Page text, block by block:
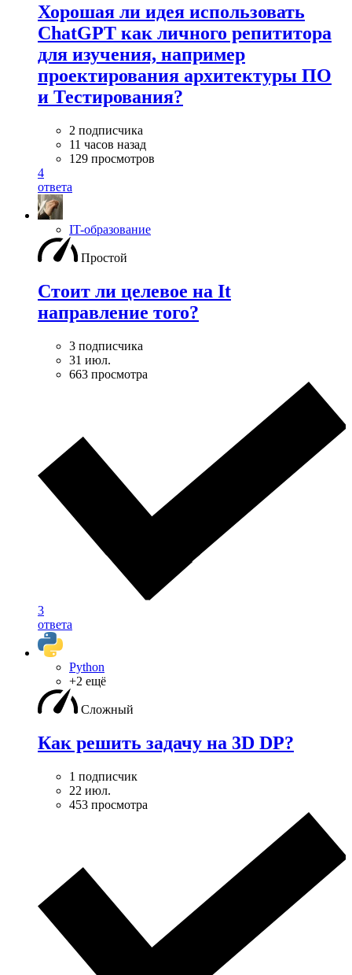
Хорошая ли идея использовать
ChatGPT как личного репититора
для изучения, например
проектирования архитектуры ПО
и Тестирования?
2 подписчика
11 часов назад
129 просмотров
4
ответа
IT-образование
Простой
Стоит ли целевое на It
направление того?
3 подписчика
31 июл.
663 просмотра
3
ответа
Python
+2 ещё
Сложный
Как решить задачу на 3D DP?
1 подписчик
22 июл.
453 просмотра